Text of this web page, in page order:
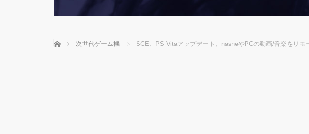
ホーム 次世代ゲーム機 SCE、PS Vitaアップデート。nasneやPCの動画/音楽をリモ